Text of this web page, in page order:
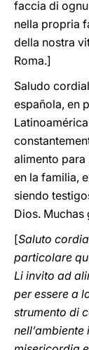
faccia di
nella propria
della nostra
Roma.]
Saludo
española, en
alimento para
en la familia,
siendo
Dios. Muchas
[Saluto
particolare
Li invito ad
per essere a
strumento di